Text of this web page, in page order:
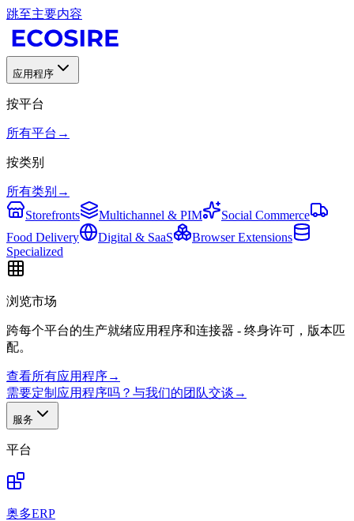
跳至主要内容
应用程序
按平台
所有平台 →
按类别
所有类别 →
Storefronts
Multichannel & PIM
Social Commerce
Food Delivery
Digital & SaaS
Browser Extensions
Specialized
浏览市场
跨每个平台的生产就绪应用程序和连接器 - 终身许可，版本匹
配。
查看所有应用程序→
需要定制应用程序吗？与我们的团队交谈 →
服务
平台
奥多ERP